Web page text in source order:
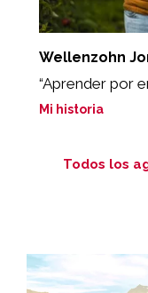
Wellenzohn
“Aprender por
Mi historia
Todos los